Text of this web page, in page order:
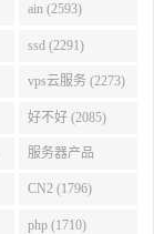
ain (2593)
ssd (2291)
vps云服务 (2273)
好不好 (2085)
服务器产品
(1938)
CN2 (1796)
php (1710)